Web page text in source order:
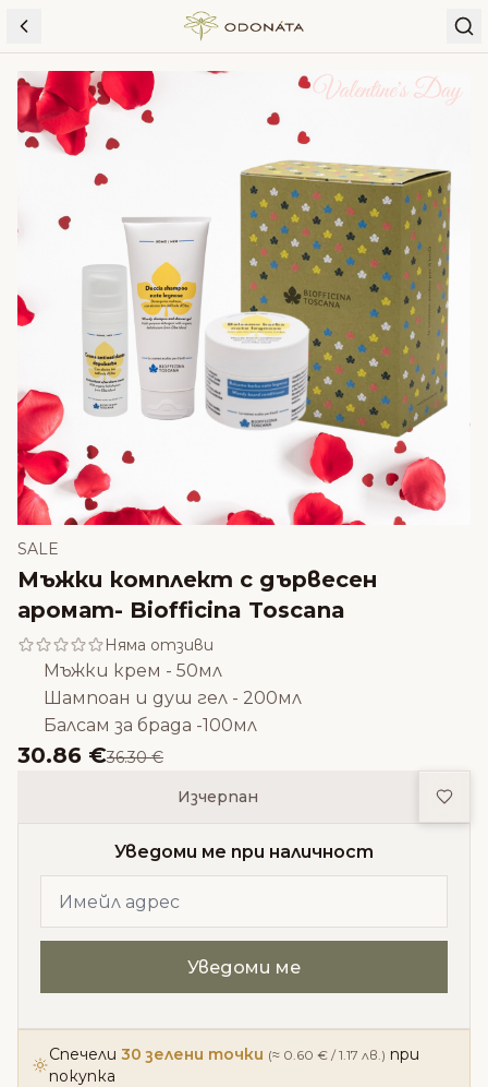
Skip to content
SALE
Мъжки комплект с дървесен
аромат- Biofficina Toscana
Няма отзиви
Мъжки крем - 50мл
Шампоан и душ гел - 200мл
Балсам за брада -100мл
30.86 €36.30 €
Изчерпан
Уведоми ме при наличност
Спечели 30 зелени точки (≈ 0.60 € / 1.17 лв.) при
покупка